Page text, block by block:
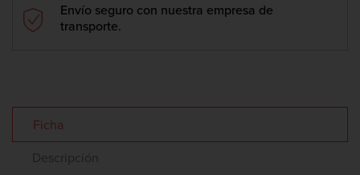
Envío seguro con nuestra empresa de
transporte.
Ficha
Descripción